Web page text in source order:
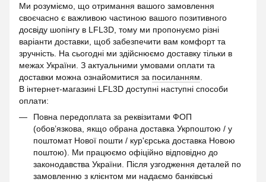
Ми розуміємо, що отримання вашого замовлення
своєчасно є важливою частиною вашого позитивного
досвіду шопінгу в LFL3D, тому ми пропонуємо різні
варіанти доставки, щоб забезпечити вам комфорт та
зручність. На сьогодні ми здійснюємо доставку тільки в
межах України. З актуальними умовами оплати та
доставки можна ознайомитися за посиланням.
В інтернет-магазині LFL3D доступні наступні способи
оплати:
Повна передоплата за реквізитами ФОП
(обов’язкова, якщо обрана доставка Укрпоштою / у
поштомат Нової пошти / кур'єрська доставка Новою
поштою). Ми працюємо офіційно відповідно до
законодавства України. Після узгодження деталей по
замовленню з клієнтом ми надаємо банківські